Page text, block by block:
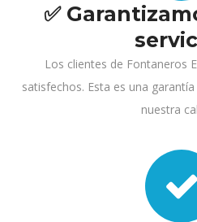
✅
Los clientes de Fontaneros
satisfechos. Esta es una
nuestra